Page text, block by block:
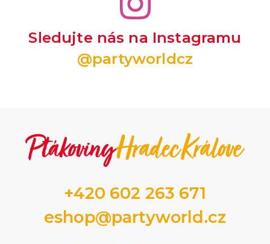
Sledujte nás na Instagramu
@partyworldcz
+420 602 263 671
eshop@partyworld.cz